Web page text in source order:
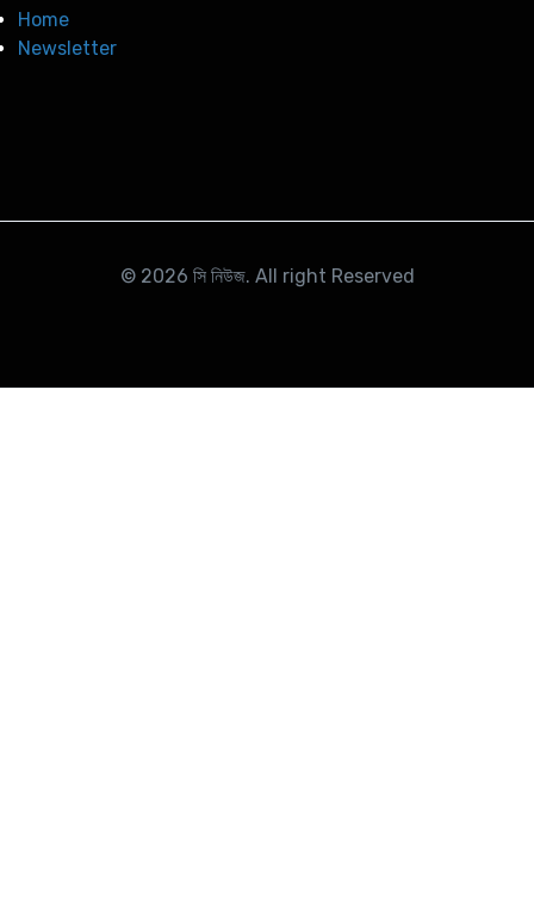
Home
Newsletter
© 2026 সি নিউজ. All right Reserved